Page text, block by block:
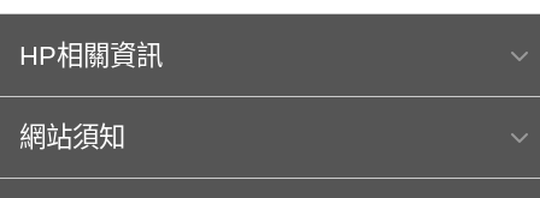
HP相關資訊
網站須知